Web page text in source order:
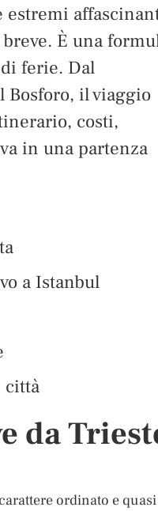
estremi
È una
ferie. Dal
Bosforo, il viaggio
costi,
in una partenza
a Istanbul
città
da
ordinato e quasi